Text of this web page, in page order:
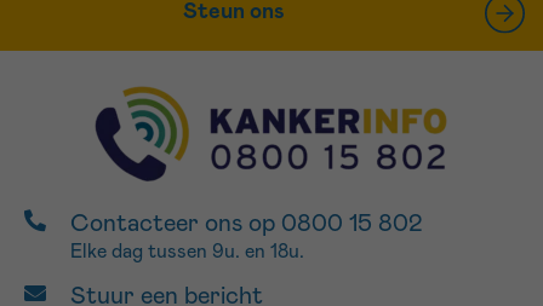
Steun ons
Contacteer ons op 0800 15 802
Elke dag tussen 9u. en 18u.
Stuur een bericht